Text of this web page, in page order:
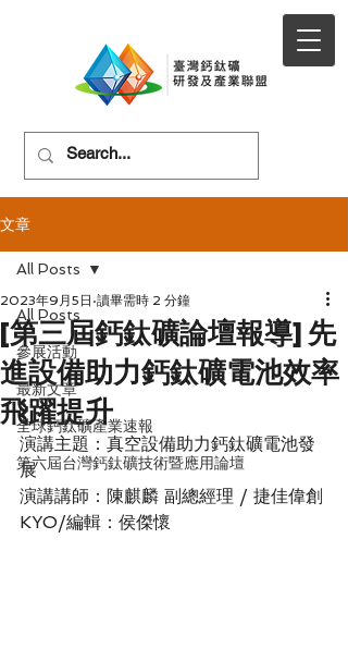
文章
All Posts
參展活動
最新文章
全球鈣鈦礦產業速報
第六屆台灣鈣鈦礦技術暨應用論壇
All Posts
[第三屆鈣鈦礦論壇報導] 先
進設備助力鈣鈦礦電池效率
飛躍提升
2023年9月5日 讀畢需時 2 分鐘
演講主題：真空設備助力鈣鈦礦電池發
展
演講講師：陳麒麟 副總經理 / 捷佳偉創
KYO/編輯：侯傑懷